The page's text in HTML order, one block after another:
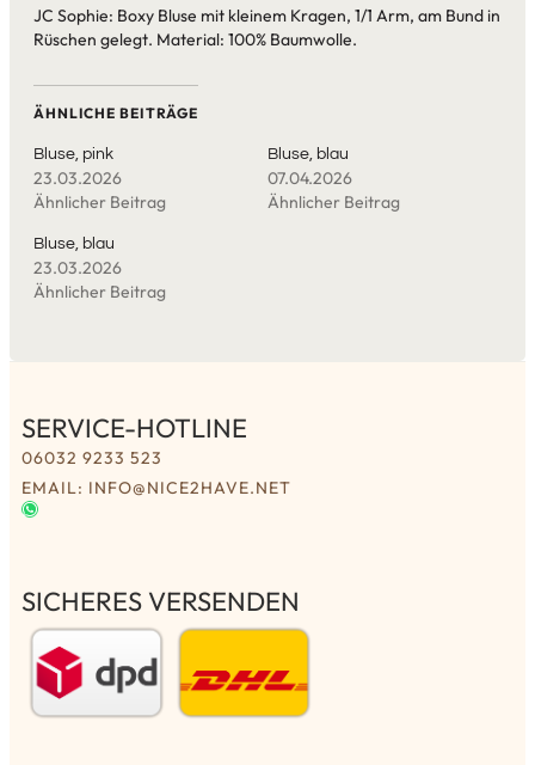
JC Sophie: Boxy Bluse mit kleinem Kragen, 1/1 Arm, am Bund in
Rüschen gelegt. Material: 100% Baumwolle.
ÄHNLICHE BEITRÄGE
Bluse, pink
23.03.2026
Ähnlicher Beitrag
Bluse, blau
07.04.2026
Ähnlicher Beitrag
Bluse, blau
23.03.2026
Ähnlicher Beitrag
SERVICE-HOTLINE
06032 9233 523
EMAIL: INFO@NICE2HAVE.NET
SICHERES VERSENDEN